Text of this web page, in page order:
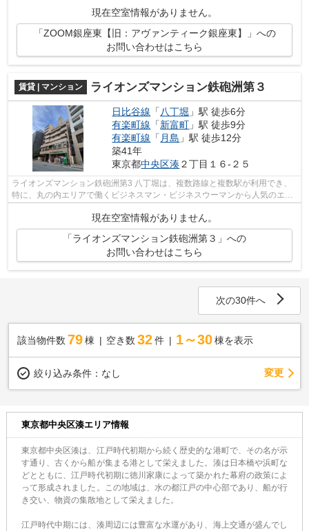
現在空室情報がありません。
「ZOOM銀座東【旧：アヴァンティーク銀座東】」への
お問い合わせはこちら
賃貸 | マンション ライオンズマンション鉄砲洲第３
日比谷線 「八丁堀 」駅 徒歩6分
有楽町線 「新富町 」駅 徒歩9分
有楽町線 「 月島 」駅 徒歩12分
築41年
東京都中央区湊２丁目１６-２５
ライオンズマンション鉄砲洲第3 八丁堀は、複数路線と複数駅が利用でき、
特に、丸の内エリアで働くビジネスマン・ビジネスウーマンから人気のエリ
ア。 駅の周辺に、スーパーやコン...
現在空室情報がありません。
「ライオンズマンション鉄砲洲第３」への
お問い合わせはこちら
次の30件へ
該当物件数 79棟 空き数 32 件 1～30 棟を表示
絞り込み条件： なし 変更
東京都中央区湊エリア情報
東京都中央区湊は、江戸時代初期から続く歴史的な港町で、その名が示
す通り、古くから船が集まる港として栄えました。湊は日本橋や浜町な
どとともに、江戸時代初期に徳川家康によって築かれた幕府の政策によ
って形成されました。この地域は、水の都江戸の中心部であり、船が行
き交い、物資の集散地として栄えました。
江戸時代中期には、湊周辺には豊富な水運があり、海上交通が盛んでし